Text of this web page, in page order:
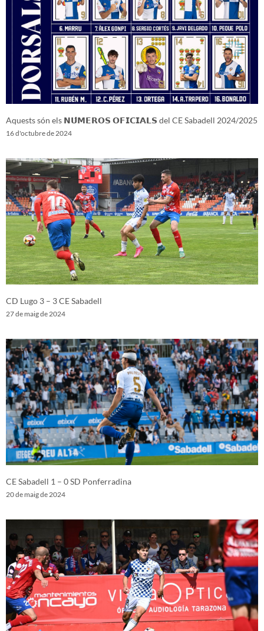
Aquests són els 𝗡𝗨́𝗠𝗘𝗥𝗢𝗦 𝗢𝗙𝗜𝗖𝗜𝗔𝗟𝗦 del CE Sabadell 2024/2025
16 d'octubre de 2024
CD Lugo 3 – 3 CE Sabadell
27 de maig de 2024
CE Sabadell 1 – 0 SD Ponferradina
20 de maig de 2024